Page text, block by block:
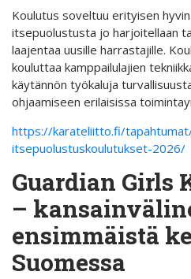
Koulutus soveltuu erityisen
itsepuolustusta jo harjoitellaan
laajentaa uusille harrastajille.
kouluttaa kamppailulajien
käytännön työkaluja
ohjaamiseen erilaisissa
https://karateliitto.fi/
itsepuolustuskoulutukset-2026/
Guardian Girls
–
ensimmäistä
Suomessa